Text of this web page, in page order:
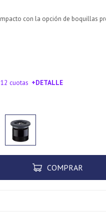
con la opción de boquillas
cuotas +DETALLE
COMPRAR